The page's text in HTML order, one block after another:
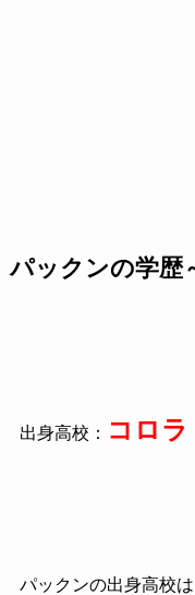
パックンの学歴
出身高校： コロ
パックンの出身高校